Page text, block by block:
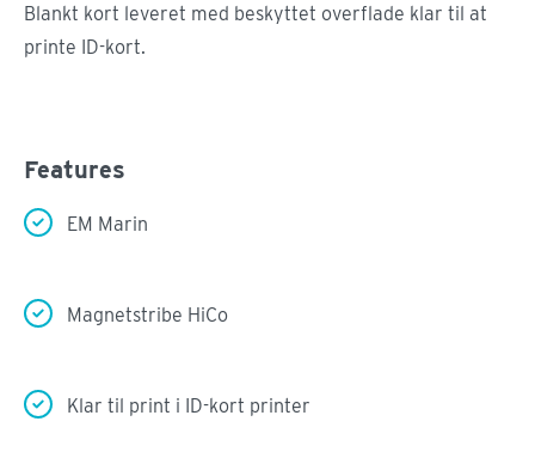
Blankt kort leveret med beskyttet overflade klar til at
printe ID-kort.
Features
EM Marin
Magnetstribe HiCo
Klar til print i ID-kort printer